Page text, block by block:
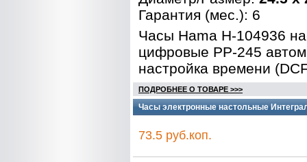
Гарантия (мес.): 6
Часы Hama H-104936
цифровые PP-245
настройка времени
ПОДРОБНЕЕ О ТОВАРЕ >>>
Часы электронные настольные
73.5 руб.коп.